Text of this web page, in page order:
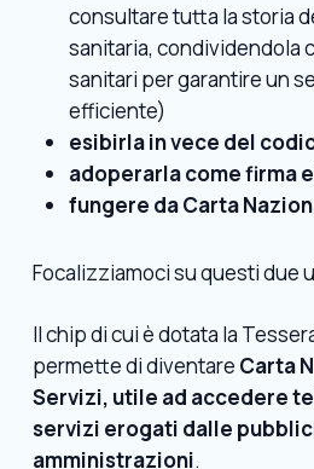
consultare tutta la storia
sanitaria, condividendola
sanitari per garantire un
efficiente)
esibirla in vece del
adoperarla come firma
fungere da Carta
Focalizziamoci su questi due
Il chip di cui è dotata la
permette di diventare Carta
Servizi, utile ad accedere
servizi erogati dalle
amministrazioni.